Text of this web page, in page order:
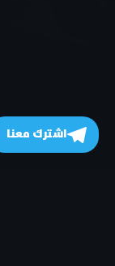
اشترك معنا